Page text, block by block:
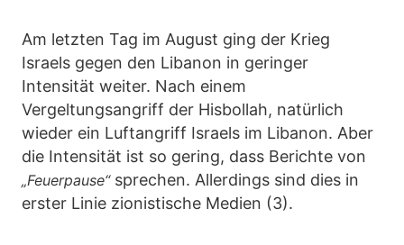
Am letzten Tag im August ging der Krieg
Israels gegen den Libanon in geringer
Intensität weiter. Nach einem
Vergeltungsangriff der Hisbollah, natürlich
wieder ein Luftangriff Israels im Libanon. Aber
die Intensität ist so gering, dass Berichte von
„Feuerpause“sprechen. Allerdings sind dies in
erster Linie zionistische Medien (3).